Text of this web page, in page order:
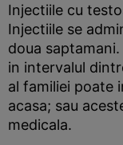
Injectiile cu
Injectiile se
doua
in intervalul
al familiei poate
acasa; sau
medicala.